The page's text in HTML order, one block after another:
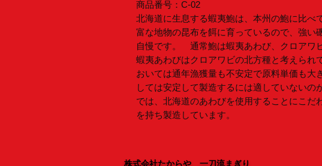
商品番号：C-02
北海道に生息する蝦夷鮑は、本州の鮑に比べ
富な地物の昆布を餌に育っているので、強い
自慢です。 通常鮑は蝦夷あわび、クロアワ
蝦夷あわびはクロアワビの北方種と考えら
おいては通年漁獲量も不安定で原料単価も大
しては安定して製造するには適していない
では、北海道のあわびを使用することにこだ
を持ち製造しています。
株式会社たからや 一刀流まぎり